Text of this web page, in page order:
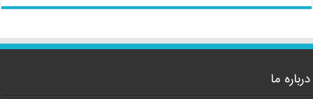
درباره ما